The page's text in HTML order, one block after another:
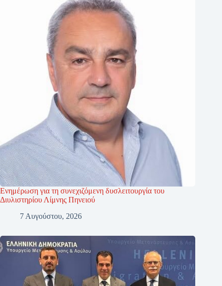
Ενημέρωση για τη συνεχιζόμενη δυσλειτουργία του
Διυλιστηρίου Λίμνης Πηνειού
7 Αυγούστου, 2026